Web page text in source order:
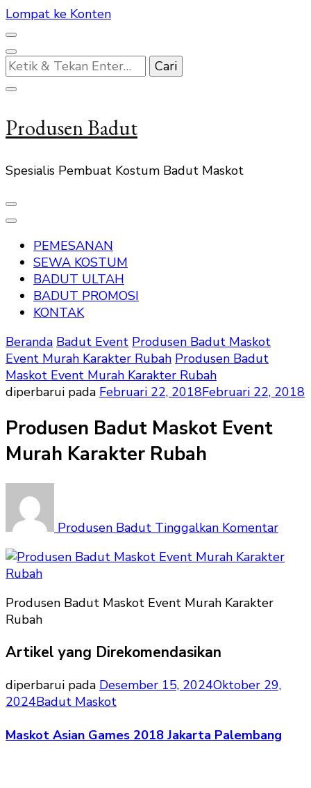
Lompat ke Konten
Mencari
Sesuatu?
Produsen Badut
Spesialis Pembuat Kostum Badut Maskot
PEMESANAN
SEWA KOSTUM
BADUT ULTAH
BADUT PROMOSI
KONTAK
Beranda Badut Event Produsen Badut Maskot
Event Murah Karakter Rubah Produsen Badut
Maskot Event Murah Karakter Rubah
diperbarui pada Februari 22, 2018Februari 22, 2018
Produsen Badut Maskot Event
Murah Karakter Rubah
Produsen Badut Tinggalkan Komentar
Event
Produsen Badut Maskot Event Murah Karakter
Rubah
Artikel yang Direkomendasikan
diperbarui pada Desember 15, 2024Oktober 29,
2024Badut Maskot
Maskot Asian Games 2018 Jakarta Palembang